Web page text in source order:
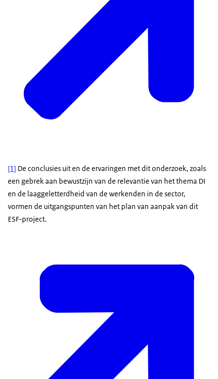
[1] De conclusies uit en de ervaringen met dit onderzoek, zoals
een gebrek aan bewustzijn van de relevantie van het thema DI
en de laaggeletterdheid van de werkenden in de sector,
vormen de uitgangspunten van het plan van aanpak van dit
ESF-project.